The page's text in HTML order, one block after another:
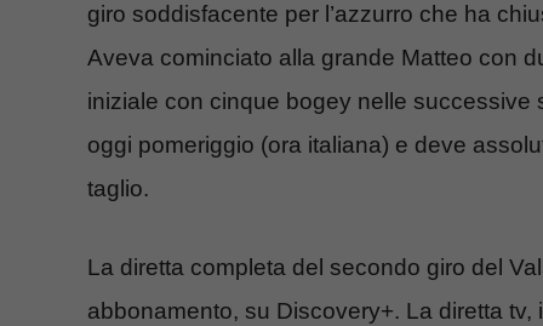
giro soddisfacente per l’azzurro che ha
Aveva cominciato alla grande Matteo con
iniziale con cinque bogey nelle
oggi pomeriggio (ora italiana) e deve
taglio.
La diretta completa del secondo giro del
abbonamento, su Discovery+. La diretta